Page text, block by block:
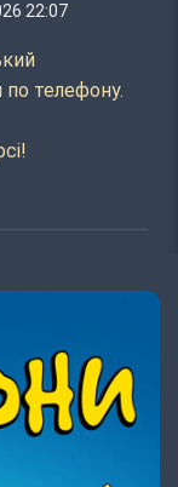
22:07
по телефону.